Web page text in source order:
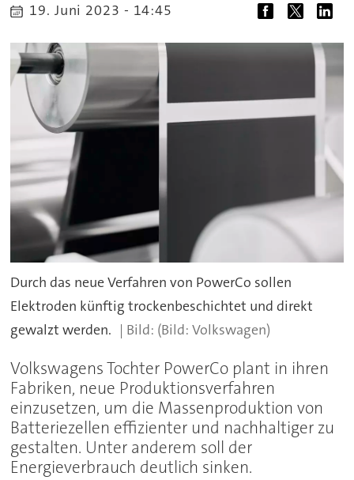
19. Juni 2023 - 14:45
Durch das neue Verfahren von PowerCo sollen
Elektroden künftig trockenbeschichtet und direkt
gewalzt werden.
(Bild: Volkswagen)
Volkswagens Tochter PowerCo plant in ihren
Fabriken, neue Produktionsverfahren
einzusetzen, um die Massenproduktion von
Batteriezellen effizienter und nachhaltiger zu
gestalten. Unter anderem soll der
Energieverbrauch deutlich sinken.